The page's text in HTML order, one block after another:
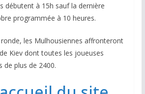
débutent à 15h sauf la dernière
programmée à 10 heures.
les Mulhousiennes affronteront
Kiev dont toutes les joueuses
de plus de 2400.